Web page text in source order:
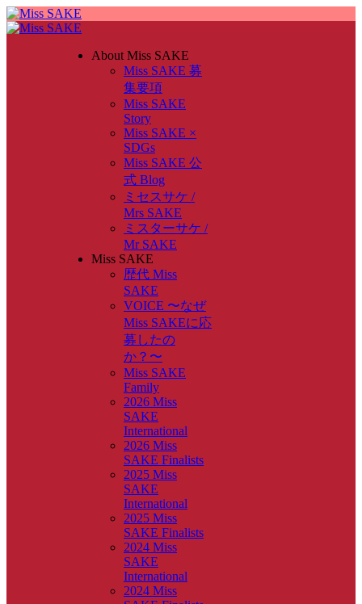
About Miss SAKE
Miss SAKE 募
集要項
Miss SAKE
Story
Miss SAKE ×
SDGs
Miss SAKE 公
式 Blog
ミセスサケ /
Mrs SAKE
ミスターサケ /
Mr SAKE
Miss SAKE
歴代 Miss
SAKE
VOICE 〜なぜ
Miss SAKEに応
募したの
か？〜
Miss SAKE
Family
2026 Miss
SAKE
International
2026 Miss
SAKE Finalists
2025 Miss
SAKE
International
2025 Miss
SAKE Finalists
2024 Miss
SAKE
International
2024 Miss